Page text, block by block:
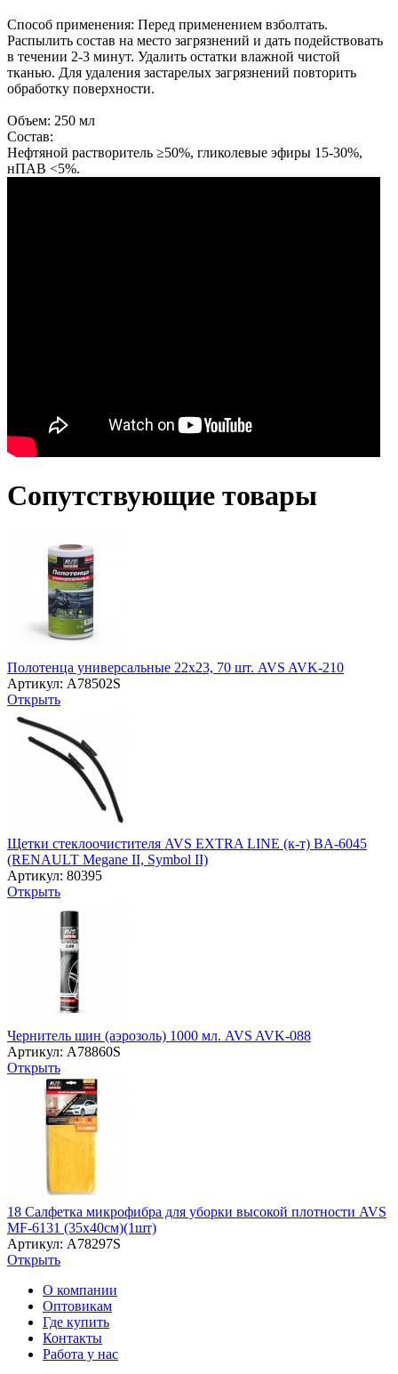
Способ применения: Перед применением взболтать.
Распылить состав на место загрязнений и дать подействовать
в течении 2-3 минут. Удалить остатки влажной чистой
тканью. Для удаления застарелых загрязнений повторить
обработку поверхности.
Объем: 250 мл
Состав:
Нефтяной растворитель ≥50%, гликолевые эфиры 15-30%,
нПАВ <5%.
Сопутствующие товары
Полотенца универсальные 22х23, 70 шт. AVS AVK-210
Артикул: A78502S
Открыть
Щетки стеклоочистителя AVS EXTRA LINE (к-т) BA-6045
(RENAULT Megane II, Symbol II)
Артикул: 80395
Открыть
Чернитель шин (аэрозоль) 1000 мл. AVS AVK-088
Артикул: A78860S
Открыть
18 Салфетка микрофибра для уборки высокой плотности AVS
MF-6131 (35х40см)(1шт)
Артикул: A78297S
Открыть
О компании
Оптовикам
Где купить
Контакты
Работа у нас